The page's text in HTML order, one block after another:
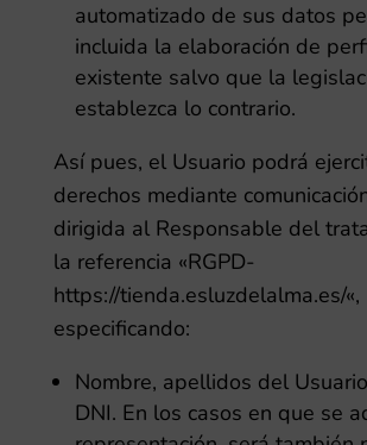
automatizado de sus datos
incluida la elaboración de
existente salvo que la
establezca lo contrario.
Así pues, el Usuario podrá
derechos mediante
dirigida al Responsable del
la referencia «RGPD-
https://tienda.esluzdelalma.es/«,
especificando:
Nombre, apellidos del
DNI. En los casos en que se